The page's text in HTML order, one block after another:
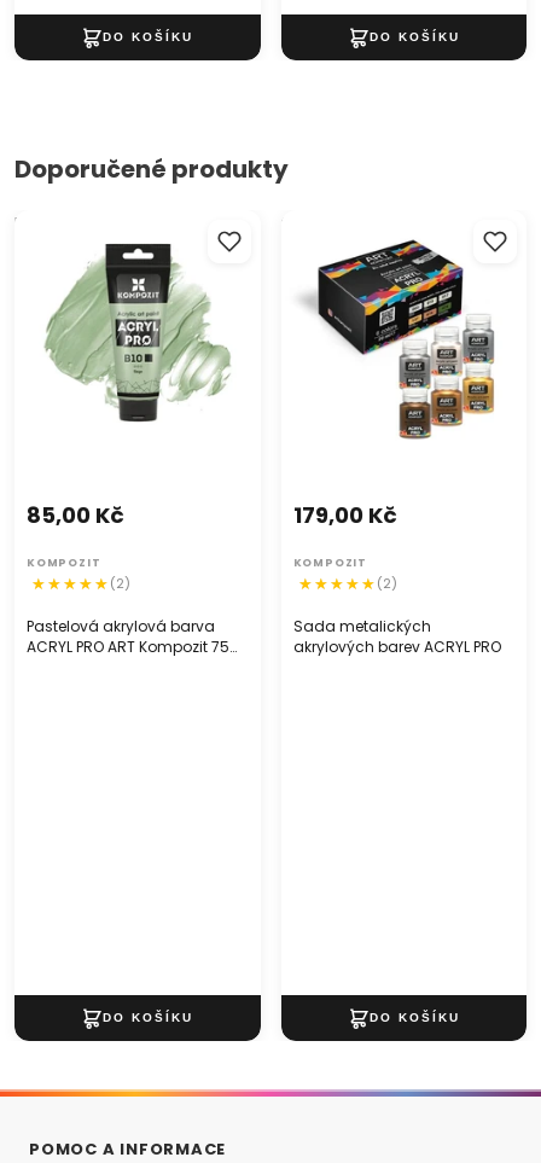
Doporučené produkty
Pastelová akrylová barva
ACRYL PRO ART Kompozit 75
Pastelová akrylová barva
ACRYL PRO ART Kompozit 75
85,00 Kč
KOMPOZIT
(2)
Sada metalických
akrylových barev ACRYL PRO
Sada metalických
akrylových barev ACRYL PRO
179,00 Kč
KOMPOZIT
(2)
POMOC A INFORMACE